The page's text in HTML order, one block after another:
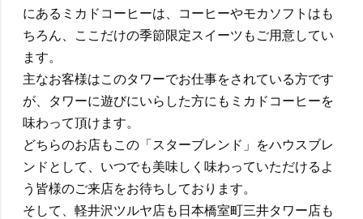
にあるミカドコーヒーは、コーヒーやモカソフトはも
ちろん、ここだけの季節限定スイーツもご用意してい
ます。
主なお客様はこのタワーでお仕事をされている方です
が、タワーに遊びにいらした方にもミカドコーヒーを
味わって頂けます。
どちらのお店もこの「スターブレンド」をハウスブレ
ンドとして、いつでも美味しく味わっていただけるよ
う皆様のご来店をお待ちしております。
そして、軽井沢ツルヤ店も日本橋室町三井タワー店も